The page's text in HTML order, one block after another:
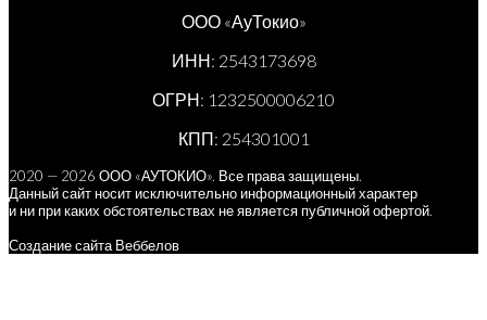
ООО «АуТокио»
ИНН: 2543173698
ОГРН: 1232500006210
КПП: 254301001
2020 — 2026 ООО «АУТОКИО». Все права защищены.
Данный сайт носит исключительно информационный характер
и ни при каких обстоятельствах не является публичной офертой.
Создание сайта Веббелов